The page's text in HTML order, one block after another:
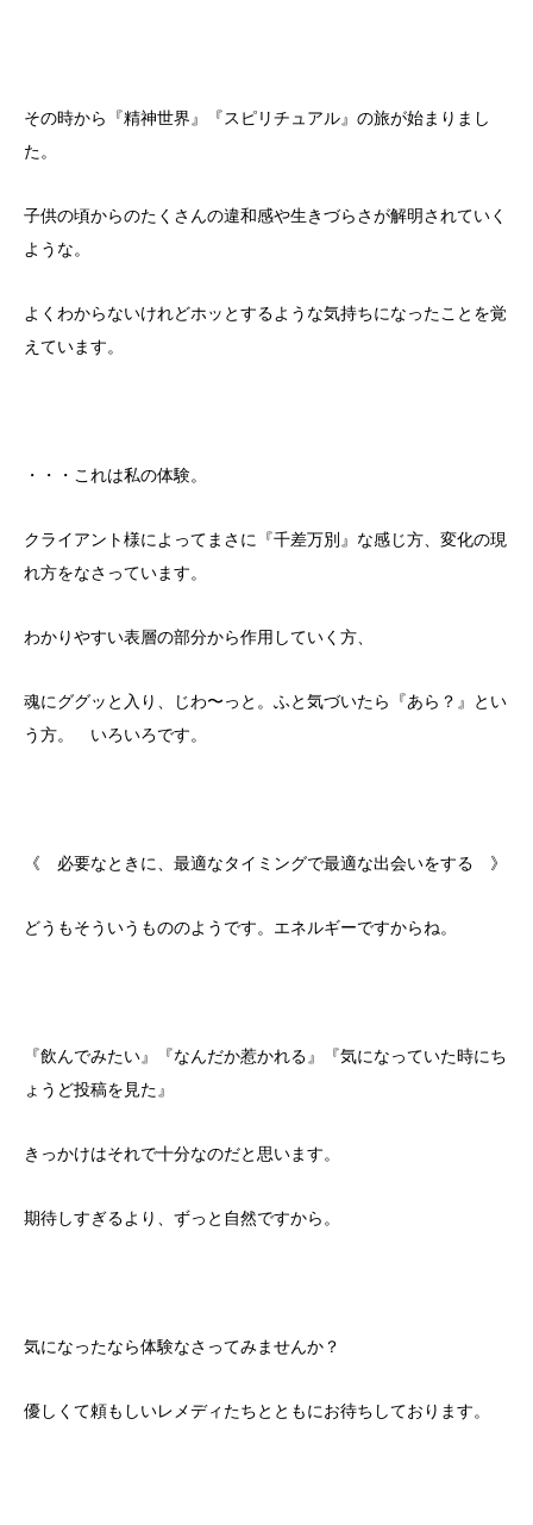
その時から『精神世界』『スピリチュアル』の旅が始まりまし
た。
子供の頃からのたくさんの違和感や生きづらさが解明されていく
ような。
よくわからないけれどホッとするような気持ちになったことを覚
えています。
・・・これは私の体験。
クライアント様によってまさに『千差万別』な感じ方、変化の現
れ方をなさっています。
わかりやすい表層の部分から作用していく方、
魂にググッと入り、じわ〜っと。ふと気づいたら『あら？』とい
う方。 いろいろです。
《 必要なときに、最適なタイミングで最適な出会いをする 》
どうもそういうもののようです。エネルギーですからね。
『飲んでみたい』『なんだか惹かれる』『気になっていた時にち
ょうど投稿を見た』
きっかけはそれで十分なのだと思います。
期待しすぎるより、ずっと自然ですから。
気になったなら体験なさってみませんか？
優しくて頼もしいレメディたちとともにお待ちしております。